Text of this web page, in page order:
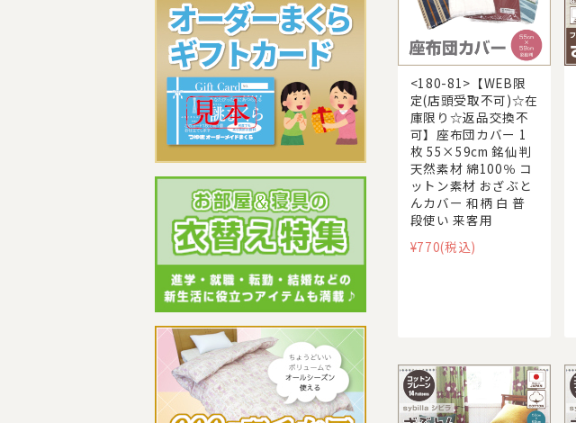
<180-81>【WEB限
定(店頭受取不可)☆在
庫限り☆返品交換不
可】座布団カバー 1
枚 55×59cm 銘仙判
天然素材 綿100％ コ
ットン素材 おざぶと
んカバー 和柄 白 普
段使い 来客用
¥770(税込)